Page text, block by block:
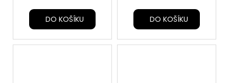
DO KOŠÍKU DO KOŠÍKU